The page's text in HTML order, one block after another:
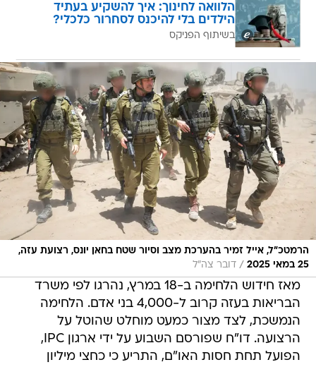
הלוואה לחינוך: איך להשקיע בעתיד
הילדים בלי להיכנס לסחרור כלכלי?
בשיתוף הפניקס
הרמטכ״ל, אייל זמיר בהערכת מצב וסיור שטח בחאן יונס, רצועת עזה,
25 במאי 2025
/ דובר צה"ל
מאז חידוש הלחימה ב-18 במרץ, נהרגו לפי משרד
הבריאות בעזה קרוב ל-4,000 בני אדם. הלחימה
הנמשכת, לצד מצור כמעט מוחלט שהוטל על
הרצועה. דו"ח שפורסם השבוע על ידי ארגון IPC,
הפועל תחת חסות האו"ם, התריע כי כחצי מיליון